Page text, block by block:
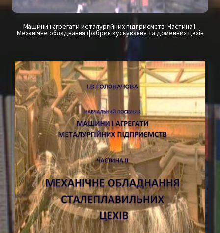
Машини і агрегати металургійних підприємств. Частина І.
Механічне обладнання фабрик кускування та доменних цехів